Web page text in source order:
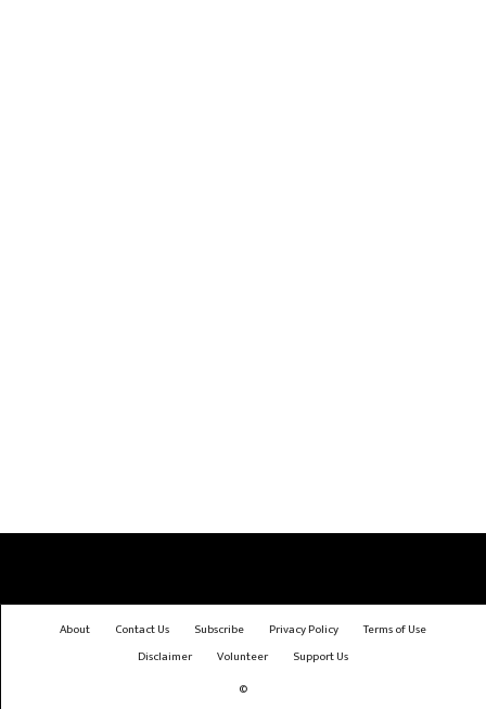
About Contact Us Subscribe Privacy Policy
Terms of Use
Disclaimer
Volunteer
Support Us
©